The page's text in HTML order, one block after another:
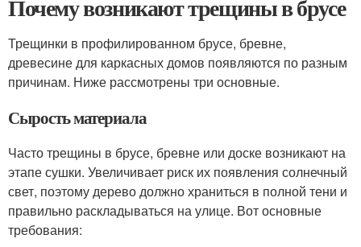
Почему возникают трещины в брусе
Трещинки в профилированном брусе, бревне,
древесине для каркасных домов появляются по разным
причинам. Ниже рассмотрены три основные.
Сырость материала
Часто трещины в брусе, бревне или доске возникают на
этапе сушки. Увеличивает риск их появления солнечный
свет, поэтому дерево должно храниться в полной тени и
правильно раскладываться на улице. Вот основные
требования: